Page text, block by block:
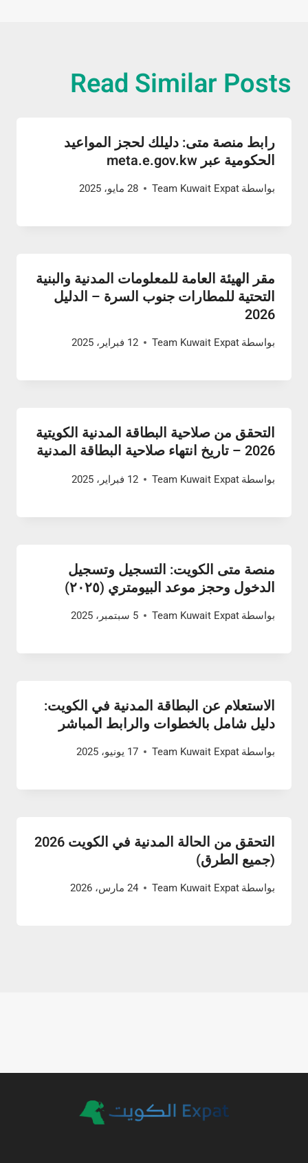
Read Similar Posts
رابط منصة متى: دليلك لحجز المواعيد
الحكومية عبر meta.e.gov.kw
بواسطة Team Kuwait Expat 28 مايو، 2025
مقر الهيئة العامة للمعلومات المدنية والبنية
التحتية للمطارات جنوب السرة – الدليل
2026
بواسطة Team Kuwait Expat 12 فبراير، 2025
التحقق من صلاحية البطاقة المدنية الكويتية
2026 – تاريخ انتهاء صلاحية البطاقة المدنية
بواسطة Team Kuwait Expat 12 فبراير، 2025
منصة متى الكويت: التسجيل وتسجيل
الدخول وحجز موعد البيومتري (٢٠٢٥)
بواسطة Team Kuwait Expat 5 سبتمبر، 2025
الاستعلام عن البطاقة المدنية في الكويت:
دليل شامل بالخطوات والرابط المباشر
بواسطة Team Kuwait Expat 17 يونيو، 2025
التحقق من الحالة المدنية في الكويت 2026
(جميع الطرق)
بواسطة Team Kuwait Expat 24 مارس، 2026